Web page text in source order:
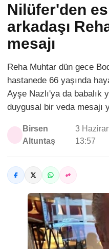
Nilüfer'den
arkadaşı
mesajı
Reha Muhtar dün gece
hastanede 66 yaşında
Ayşe Nazlı'ya da babalık
duygusal bir veda mesajı
Birsen
Altuntaş
3
13:57